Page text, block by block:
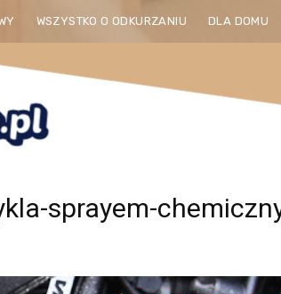
WSZYSTKO O ODKURZANIU DLA DOMU
sprayem-